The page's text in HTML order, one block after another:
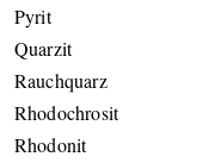
Pyrit
Quarzit
Rauchquarz
Rhodochrosit
Rhodonit